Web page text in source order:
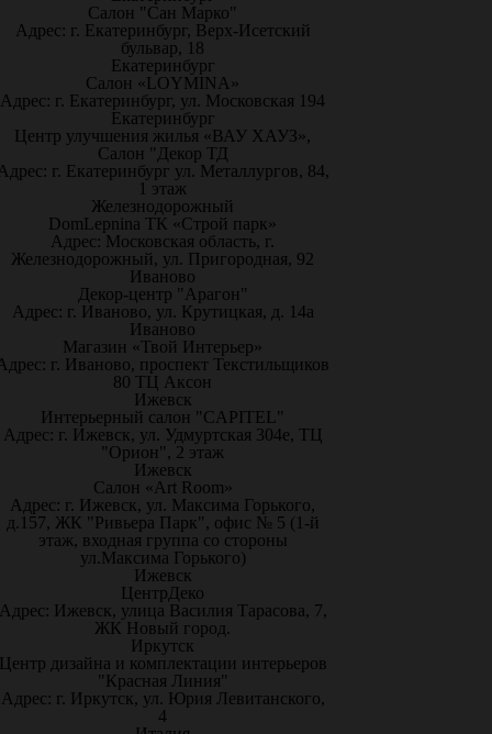
Салон "Сан Марко"
Адрес: г. Екатеринбург, Верх-Исетский
бульвар, 18
Екатеринбург
Салон «LOYMINA»
Адрес: г. Екатеринбург, ул. Московская 194
Екатеринбург
Центр улучшения жилья «ВАУ ХАУЗ»,
Салон "Декор ТД
г. Екатеринбург ул. Металлургов, 84,
1 этаж
Железнодорожный
DomLepnina ТК «Строй парк»
Адрес: Московская область, г.
Железнодорожный, ул. Пригородная, 92
Иваново
Декор-центр "Арагон"
Адрес: г. Иваново, ул. Крутицкая, д. 14а
Иваново
Магазин «Твой Интерьер»
г. Иваново, проспект Текстильщиков
80 ТЦ Аксон
Ижевск
Интерьерный салон "CAPITEL"
Адрес: г. Ижевск, ул. Удмуртская 304е, ТЦ
"Орион", 2 этаж
Ижевск
Салон «Art Room»
Адрес: г. Ижевск, ул. Максима Горького,
д.157, ЖК "Ривьера Парк", офис № 5 (1-й
этаж, входная группа со стороны
ул.Максима Горького)
Ижевск
ЦентрДеко
Ижевск, улица Василия Тарасова, 7,
ЖК Новый город.
Иркутск
дизайна и комплектации интерьеров
"Красная Линия"
Адрес: г. Иркутск, ул. Юрия Левитанского,
4